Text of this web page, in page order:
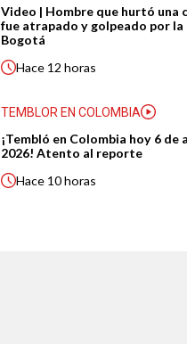
Video | Hombre que hurtó una
fue atrapado y golpeado por la
Bogotá
Hace 12 horas
TEMBLOR EN COLOMBIA
¡Tembló en Colombia hoy 6 de
2026! Atento al reporte
Hace 10 horas